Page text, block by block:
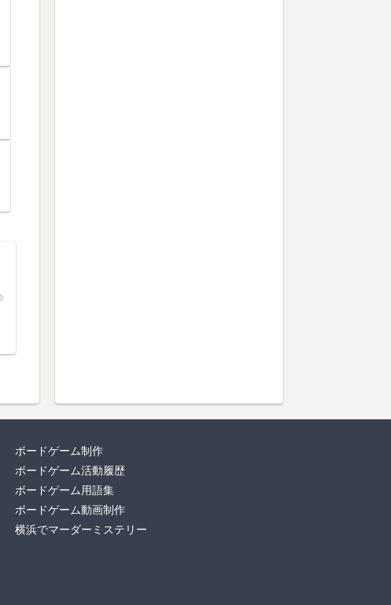
ボードゲーム制作
ボードゲーム活動履歴
ボードゲーム用語集
ボードゲーム動画制作
横浜でマーダーミステリー